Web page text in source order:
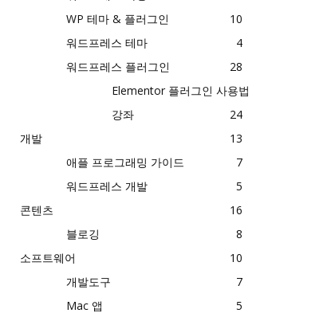
WP 테마 & 플러그인
10
워드프레스 테마
4
워드프레스 플러그인
28
Elementor 플러그인 사용법
강좌
24
개발
13
애플 프로그래밍 가이드
7
워드프레스 개발
5
콘텐츠
16
블로깅
8
소프트웨어
10
개발도구
7
Mac 앱
5